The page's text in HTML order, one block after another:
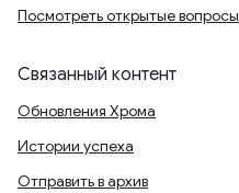
Посмотреть открытые вопросы
Связанный контент
Обновления Хрома
Истории успеха
Отправить в архив